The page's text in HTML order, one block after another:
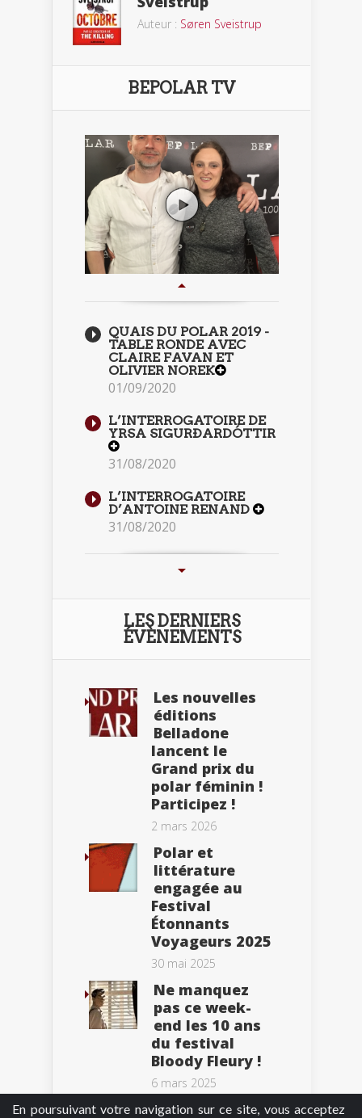
En poursuivant votre navigation sur ce site, vous acceptez
Auteur : Søren Sveistrup
BEPOLAR TV
QUAIS DU POLAR 2019 -
TABLE RONDE AVEC
CLAIRE FAVAN ET
OLIVIER NOREK
01/09/2020
L’INTERROGATOIRE DE
YRSA SIGURÐARDÓTTIR
31/08/2020
L’INTERROGATOIRE
D’ANTOINE RENAND
31/08/2020
LES DERNIERS
ÉVÈNEMENTS
Les nouvelles
éditions
Belladone
lancent le
Grand prix du
polar féminin !
Participez !
2 mars 2026
Polar et
littérature
engagée au
Festival
Étonnants
Voyageurs 2025
30 mai 2025
Ne manquez
pas ce week-
end les 10 ans
du festival
Bloody Fleury !
6 mars 2025